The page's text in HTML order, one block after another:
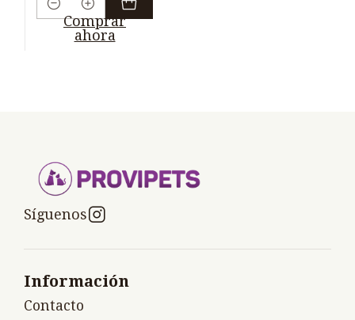
Cantidad
Comprar
ahora
Síguenos
Información
Contacto